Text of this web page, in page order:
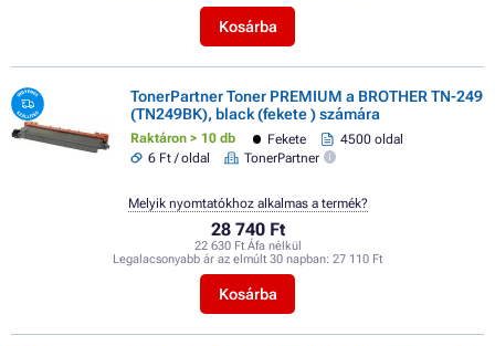
Kosárba
TonerPartner Toner PREMIUM a BROTHER TN-249
(TN249BK), black (fekete ) számára
Raktáron > 10 db Fekete
4500 oldal
6 Ft / oldal
TonerPartner
28 740 Ft
22 630 Ft Áfa nélkül
Legalacsonyabb ár az elmúlt 30 napban: 27 110 Ft
Kosárba
Melyik nyomtatókhoz alkalmas a termék?